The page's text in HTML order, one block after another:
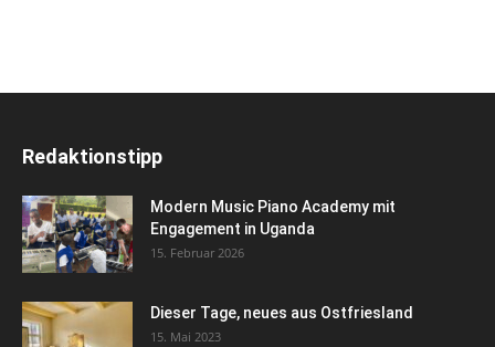
Redaktionstipp
Modern Music Piano Academy mit
Engagement in Uganda
15. Februar 2026
Dieser Tage, neues aus Ostfriesland
15. Mai 2023